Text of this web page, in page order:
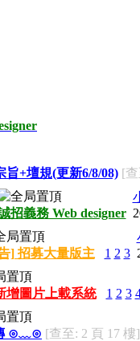
旨+壇規(更新6/8/08) [
招義務 Web designer
] 招募大量版主 1 2 3
增圖片上載系統 1 2 3
⊙﹏⊙ [查至: 2 頁 17 樓]